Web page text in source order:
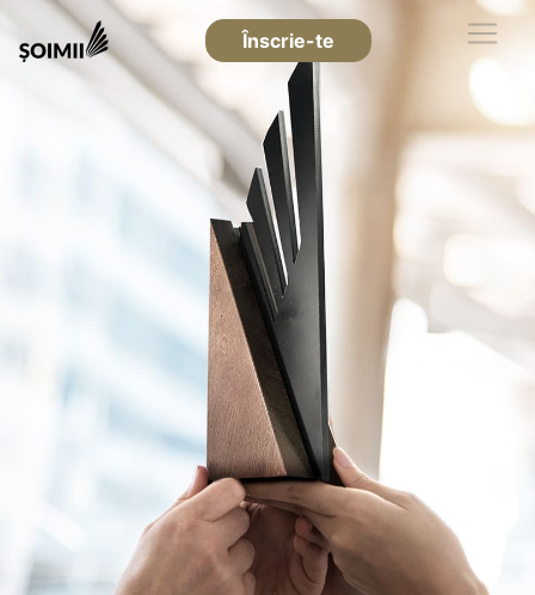
Înscrie-te